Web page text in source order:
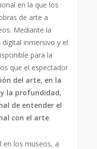
en la que los
de arte a
Mediante la
inmersivo y el
para la
que el espectador
del arte, en la
y la profundidad,
de entender el
con el arte.
en los museos, a